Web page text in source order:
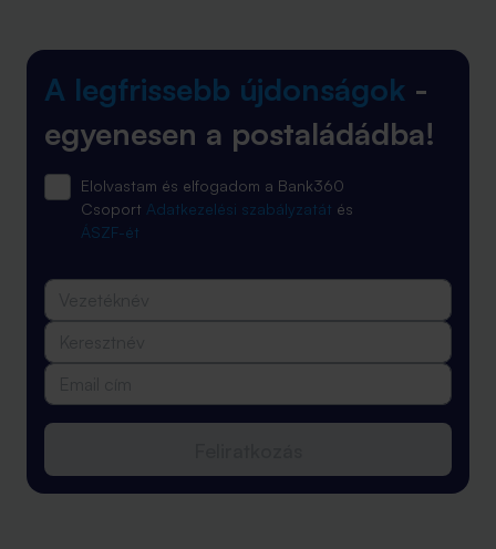
A legfrissebb újdonságok -
egyenesen a postaládádba!
Elolvastam és elfogadom a Bank360
Csoport Adatkezelési szabályzatát és
ÁSZF-ét